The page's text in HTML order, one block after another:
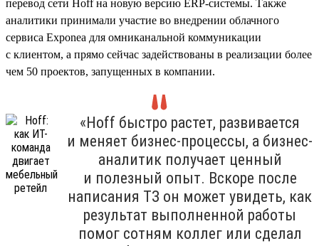
перевод сети Hoff на новую версию ERP-системы. Также
аналитики принимали участие во внедрении облачного
сервиса Exponea для омниканальной коммуникации
с клиентом, а прямо сейчас задействованы в реализации более
чем 50 проектов, запущенных в компании.
«Hoff быстро растет, развивается
и меняет бизнес-процессы, а бизнес-
аналитик получает ценный
и полезный опыт. Вскоре после
написания ТЗ он может увидеть, как
результат выполненной работы
помог сотням коллег или сделал